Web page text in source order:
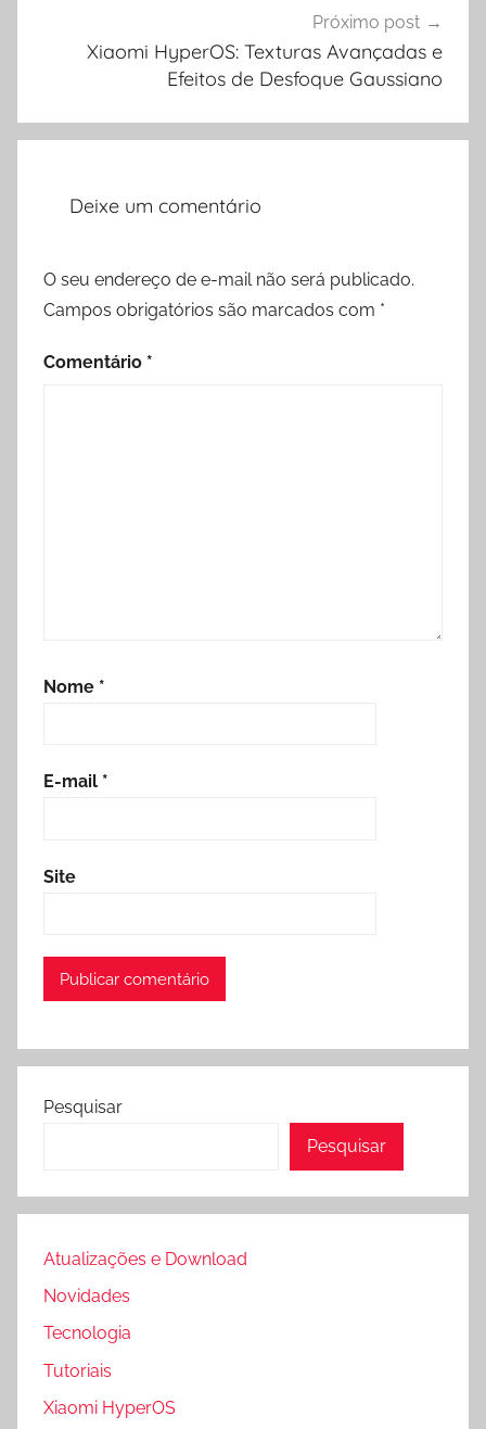
Próximo post
Xiaomi HyperOS: Texturas Avançadas e
Efeitos de Desfoque Gaussiano
Deixe um comentário
O seu endereço de e-mail não será publicado.
Campos obrigatórios são marcados com *
Comentário *
Nome *
E-mail *
Site
Pesquisar
Pesquisar
Atualizações e Download
Novidades
Tecnologia
Tutoriais
Xiaomi HyperOS